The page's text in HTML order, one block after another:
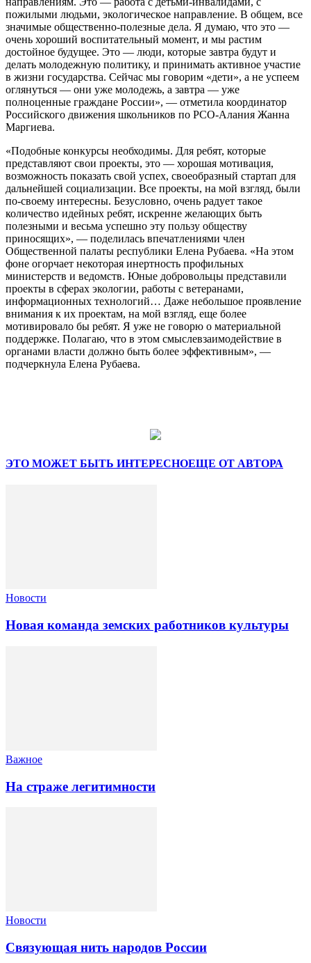
пожилыми людьми, экологическое направление. В общем, все
значимые общественно-полезные дела. Я думаю, что это —
очень хороший воспитательный момент, и мы растим
достойное будущее. Это — люди, которые завтра будут и
делать молодежную политику, и принимать активное участие
в жизни государства. Сейчас мы говорим «дети», а не успеем
оглянуться — они уже молодежь, а завтра — уже
полноценные граждане России», — отметила координатор
Российского движения школьников по РСО-Алания Жанна
Маргиева.
«Подобные конкурсы необходимы. Для ребят, которые
представляют свои проекты, это — хорошая мотивация,
возможность показать свой успех, своеобразный стартап для
дальнейшей социализации. Все проекты, на мой взгляд, были
по-своему интересны. Безусловно, очень радует такое
количество идейных ребят, искренне желающих быть
полезными и весьма успешно эту пользу обществу
приносящих», — поделилась впечатлениями член
Общественной палаты республики Елена Рубаева. «На этом
фоне огорчает некоторая инертность профильных
министерств и ведомств. Юные добровольцы представили
проекты в сферах экологии, работы с ветеранами,
информационных технологий… Даже небольшое проявление
внимания к их проектам, на мой взгляд, еще более
мотивировало бы ребят. Я уже не говорю о материальной
поддержке. Полагаю, что в этом смыслевзаимодействие в
органами власти должно быть более эффективным», —
подчеркнула Елена Рубаева.
ЭТО МОЖЕТ БЫТЬ ИНТЕРЕСНОЕЩЕ ОТ АВТОРА
Новости
Новая команда земских работников культуры
Важное
На страже легитимности
Новости
Связующая нить народов России